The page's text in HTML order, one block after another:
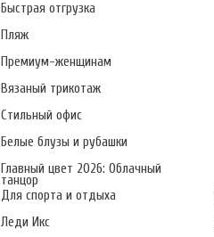
Быстрая отгрузка
Пляж
Премиум-женщинам
Вязаный трикотаж
Стильный офис
Белые блузы и рубашки
Главный цвет 2026: Облачный
танцор
Для спорта и отдыха
Леди Икс